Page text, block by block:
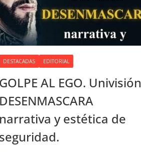
DESTACADAS EDITORIAL
GOLPE AL EGO. Univisión
DESENMASCARA
narrativa y estética de
seguridad.